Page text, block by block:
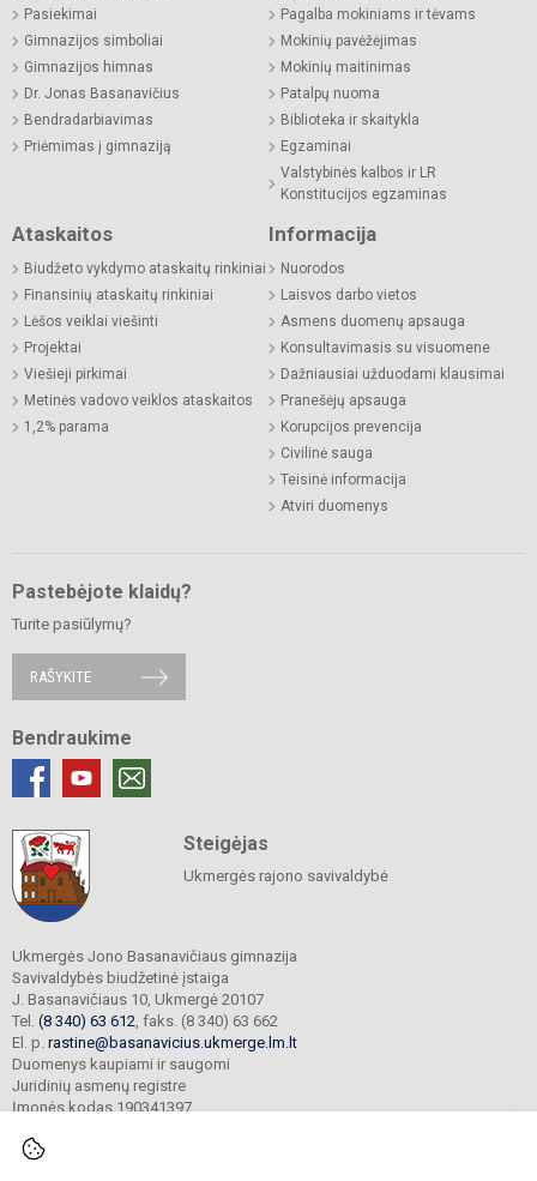
Pasiekimai
Gimnazijos simboliai
Gimnazijos himnas
Dr. Jonas Basanavičius
Bendradarbiavimas
Priėmimas į gimnaziją
Pagalba mokiniams ir tėvams
Mokinių pavėžėjimas
Mokinių maitinimas
Patalpų nuoma
Biblioteka ir skaitykla
Egzaminai
Valstybinės kalbos ir LR
Konstitucijos egzaminas
Ataskaitos
Biudžeto vykdymo ataskaitų rinkiniai
Finansinių ataskaitų rinkiniai
Lėšos veiklai viešinti
Projektai
Viešieji pirkimai
Metinės vadovo veiklos ataskaitos
1,2% parama
Informacija
Nuorodos
Laisvos darbo vietos
Asmens duomenų apsauga
Konsultavimasis su visuomene
Dažniausiai užduodami klausimai
Pranešėjų apsauga
Korupcijos prevencija
Civilinė sauga
Teisinė informacija
Atviri duomenys
Pastebėjote klaidų?
Turite pasiūlymų?
RAŠYKITE
Bendraukime
Steigėjas
Ukmergės rajono savivaldybė
Ukmergės Jono Basanavičiaus gimnazija
Savivaldybės biudžetinė įstaiga
J. Basanavičiaus 10, Ukmergė 20107
Tel. (8 340) 63 612, faks. (8 340) 63 662
El. p. rastine@basanavicius.ukmerge.lm.lt
Duomenys kaupiami ir saugomi
Juridinių asmenų registre
Įmonės kodas 190341397